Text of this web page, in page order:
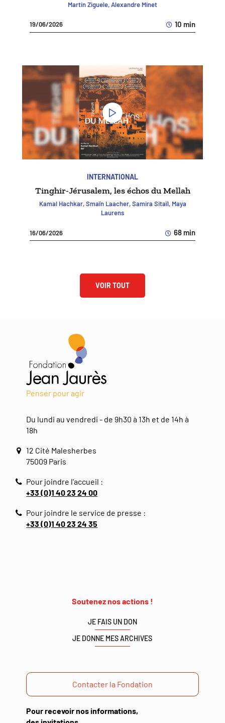
Martin Ziguele, Alexandre Minet
19/06/2026 10 min
INTERNATIONAL
Tinghir-Jérusalem, les échos du Mellah
Kamal Hachkar, Smaïn Laacher, Samira Sitaïl, Maya
Laurens
16/06/2026 68 min
VOIR TOUT
Penser pour agir
Du lundi au vendredi - de 9h30 à 13h et de 14h à
18h
12 Cité Malesherbes
75009 Paris
Pour joindre l'accueil :
+33 (0)1 40 23 24 00
Pour joindre le service de presse :
+33 (0)1 40 23 24 35
Soutenez nos actions !
JE FAIS UN DON
JE DONNE MES ARCHIVES
Contacter la Fondation
Pour recevoir nos informations,